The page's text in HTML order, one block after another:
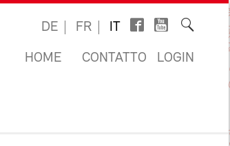
DE FR IT
HOME CONTATTO LOGIN